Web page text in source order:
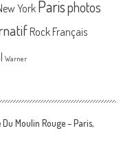
York Parisphotos
Rock Français
Warner
Du Moulin Rouge – Paris,